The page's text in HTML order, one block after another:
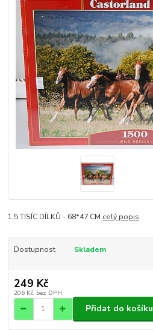
1,5 TISÍC DÍLKŮ - 68*47 CM celý popis
Dostupnost Skladem
249 Kč
206 Kč bez DPH
Přidat do košíku